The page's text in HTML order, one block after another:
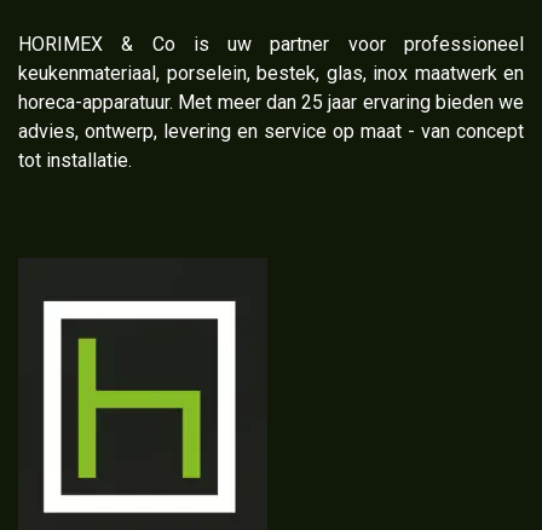
​HORIMEX & Co is uw partner voor professioneel
keukenmateriaal, porselein, bestek, glas, inox maatwerk en
horeca-apparatuur. Met meer dan 25 jaar ervaring bieden we
advies, ontwerp, levering en service op maat - van concept
tot installatie.